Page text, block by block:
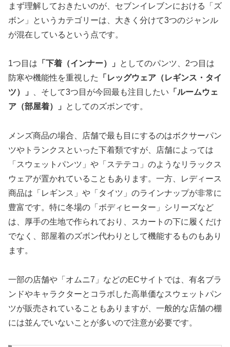
まず理解しておきたいのが、セブンイレブンにおける「ズ
ボン」というカテゴリーは、大きく分けて3つのジャンル
が混在しているという点です。
1つ目は 「下着（インナー）」
としてのパンツ、2つ目は
防寒や機能性を重視した
「レッグウェア（レギンス・タイ
ツ）」
、そして3つ目が今回最も注目したい 「ルームウェ
ア（部屋着）」
としてのズボンです。
メンズ商品の場合、店舗で最も目にするのはボクサーパン
ツやトランクスといった下着類ですが、店舗によっては
「スウェットパンツ」や「ステテコ」のようなリラックス
ウェアが置かれていることもあります。一方、レディース
商品は「レギンス」や「タイツ」のラインナップが非常に
豊富です。特に冬場の「ボディヒーター」シリーズなど
は、厚手の生地で作られており、スカートの下に履くだけ
でなく、部屋着のズボン代わりとして機能するものもあり
ます。
一部の店舗や「オムニ7」などのECサイトでは、有名ブラ
ンドやキャラクターとコラボした高単価なスウェットパン
ツが販売されていることもありますが、一般的な店舗の棚
には並んでいないことが多いので注意が必要です。